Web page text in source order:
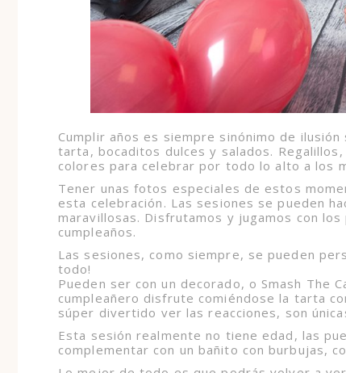
Cumplir años es siempre sinónimo de
tarta, bocaditos dulces y salados.
colores para celebrar por todo lo alto a los
Tener unas fotos especiales de estos
esta celebración. Las sesiones se pueden
maravillosas. Disfrutamos y jugamos con
cumpleaños.
Las sesiones, como siempre, se pueden
todo!
Pueden ser con un decorado, o Smash The
cumpleañero disfrute comiéndose la tarta
súper divertido ver las reacciones, son
Esta sesión realmente no tiene edad, las
complementar con un bañito con burbujas,